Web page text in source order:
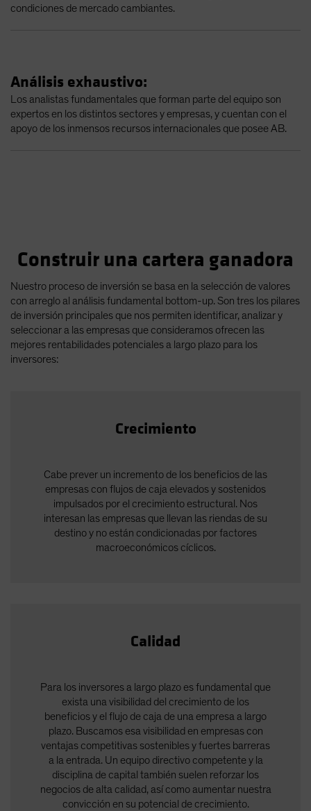
condiciones de mercado cambiantes.
Análisis exhaustivo:
Los analistas fundamentales que forman parte del equipo son
expertos en los distintos sectores y empresas, y cuentan con el
apoyo de los inmensos recursos internacionales que posee AB.
Construir una cartera ganadora
Nuestro proceso de inversión se basa en la selección de valores
con arreglo al análisis fundamental bottom-up. Son tres los pilares
de inversión principales que nos permiten identificar, analizar y
seleccionar a las empresas que consideramos ofrecen las
mejores rentabilidades potenciales a largo plazo para los
inversores:
Crecimiento
Cabe prever un incremento de los beneficios de las
empresas con flujos de caja elevados y sostenidos
impulsados por el crecimiento estructural. Nos
interesan las empresas que llevan las riendas de su
destino y no están condicionadas por factores
macroeconómicos cíclicos.
Calidad
Para los inversores a largo plazo es fundamental que
exista una visibilidad del crecimiento de los
beneficios y el flujo de caja de una empresa a largo
plazo. Buscamos esa visibilidad en empresas con
ventajas competitivas sostenibles y fuertes barreras
a la entrada. Un equipo directivo competente y la
disciplina de capital también suelen reforzar los
negocios de alta calidad, así como aumentar nuestra
convicción en su potencial de crecimiento.